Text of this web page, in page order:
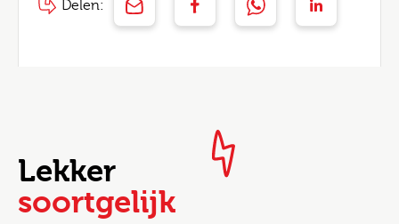
Delen:
Lekker
soortgelijk